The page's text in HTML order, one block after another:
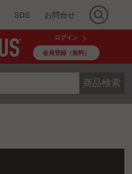
SDS お問合せ
ログイン
会員登録（無料）
商品検索